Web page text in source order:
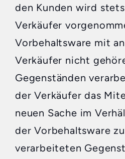
den Kunden wird
Verkäufer
Vorbehaltsware mit
Verkäufer nicht
Gegenständen
der Verkäufer das
neuen Sache im
der Vorbehaltsware
verarbeiteten